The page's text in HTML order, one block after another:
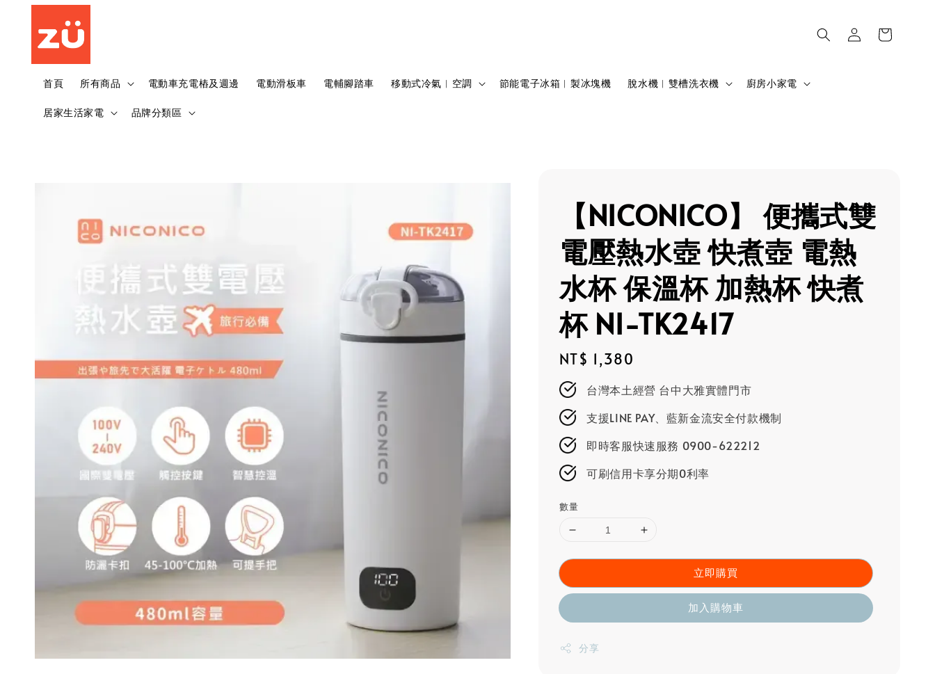
首頁 所有商品 電動車充電樁及週邊 電動滑板車 電輔腳踏車 移動式冷氣︱空調 節能電子冰箱︱製冰塊機 脫水機︱雙槽洗衣機 廚房小家電
居家生活家電 品牌分類區
【NICONICO】 便攜式雙
電壓熱水壺 快煮壺 電熱
水杯 保溫杯 加熱杯 快煮
杯 NI-TK2417
Regular
price
NT$ 1,380
台灣本土經營 台中大雅實體門市
支援LINE PAY、藍新金流安全付款機制
即時客服快速服務 0900-622212
可刷信用卡享分期0利率
數量
立即購買
加入購物車
分享